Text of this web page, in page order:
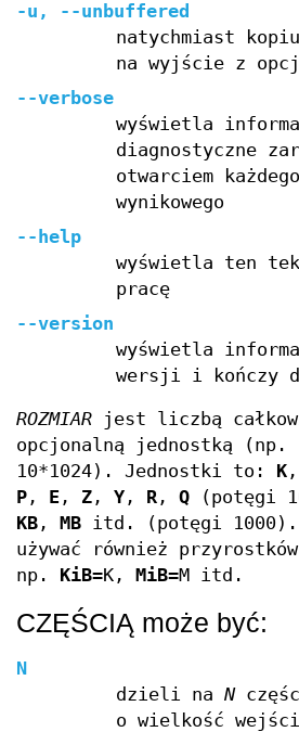
-u, --unbuffered
natychmiast
na wyjście z
--verbose
wyświetla
diagnostyczne
otwarciem
wynikowego
--help
wyświetla ten
pracę
--version
wyświetla
wersji i kończy
ROZMIAR jest liczbą
opcjonalną jednostką (np.
10*1024). Jednostki to: K ,
P , E , Z , Y , R , Q (potęgi
KB , MB itd. (potęgi 1000).
używać również
np. KiB=K, MiB=M itd.
CZĘŚCIĄ może być:
N
dzieli na N
o wielkość